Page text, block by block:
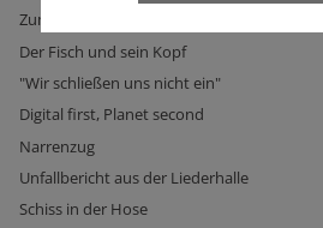
Zum Schweigen bringen
Der Fisch und sein Kopf
"Wir schließen uns nicht ein"
Digital first, Planet second
Narrenzug
Unfallbericht aus der Liederhalle
Schiss in der Hose